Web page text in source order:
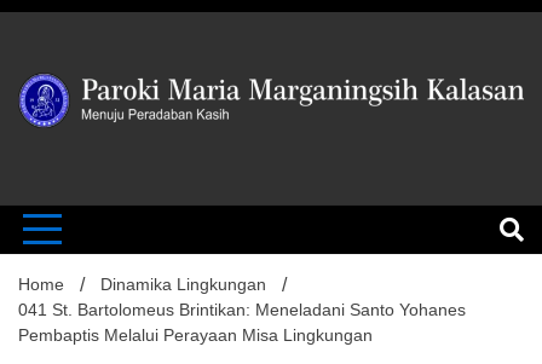
Skip
Paroki
Home
Dinamika Lingkungan
041 St. Bartolomeus Brintikan: Meneladani Santo Yohanes
Pembaptis Melalui Perayaan Misa Lingkungan